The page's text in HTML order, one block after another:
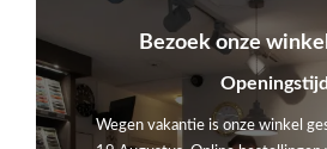
Bezoek onze
Wegen vakantie is onze winkel